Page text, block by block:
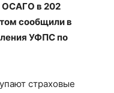
ОСАГО в 202
сообщили в
УФПС по
страховые